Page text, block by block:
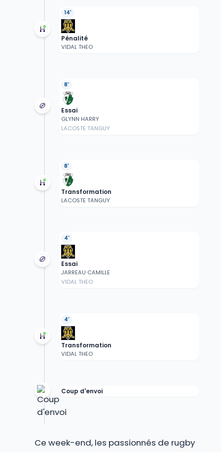
14'
Pénalité
VIDAL THEO
8'
Essai
GLYNN HARRY
LACOSTE TANGUY
8'
Transformation
LACOSTE TANGUY
4'
Essai
JARREAU CAMILLE
VIDAL THEO
4'
Transformation
VIDAL THEO
Coup d'envoi
Ce week-end, les passionnés de rugby